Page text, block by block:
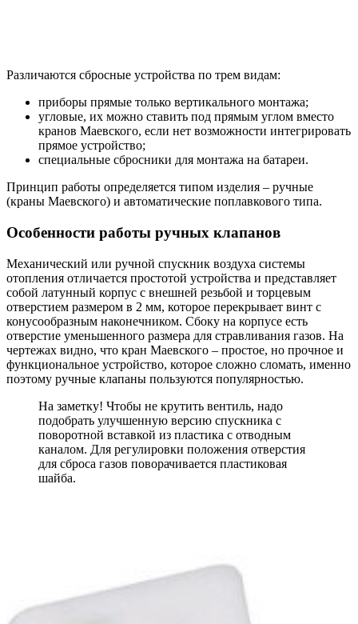
Различаются сбросные устройства по трем видам:
приборы прямые только вертикального монтажа;
угловые, их можно ставить под прямым углом вместо
кранов Маевского, если нет возможности интегрировать
прямое устройство;
специальные сбросники для монтажа на батареи.
Принцип работы определяется типом изделия – ручные
(краны Маевского) и автоматические поплавкового типа.
Особенности работы ручных клапанов
Механический или ручной спускник воздуха системы
отопления отличается простотой устройства и представляет
собой латунный корпус с внешней резьбой и торцевым
отверстием размером в 2 мм, которое перекрывает винт с
конусообразным наконечником. Сбоку на корпусе есть
отверстие уменьшенного размера для стравливания газов. На
чертежах видно, что кран Маевского – простое, но прочное и
функциональное устройство, которое сложно сломать, именно
поэтому ручные клапаны пользуются популярностью.
На заметку! Чтобы не крутить вентиль, надо
подобрать улучшенную версию спускника с
поворотной вставкой из пластика с отводным
каналом. Для регулировки положения отверстия
для сброса газов поворачивается пластиковая
шайба.